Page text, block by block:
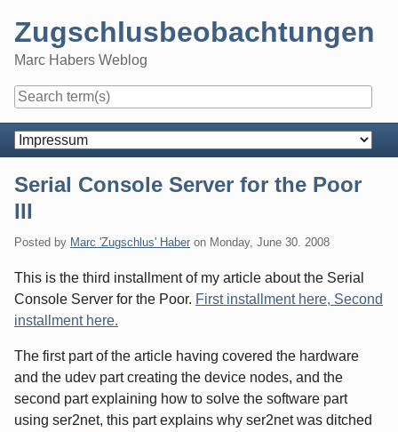
content
Zugschlusbeobachtungen
Marc Habers Weblog
Navigation
Serial Console Server for the Poor
III
Posted by Marc 'Zugschlus' Haber on Monday, June 30. 2008
This is the third installment of my article about the Serial
Console Server for the Poor. First installment here, Second
installment here.
The first part of the article having covered the hardware
and the udev part creating the device nodes, and the
second part explaining how to solve the software part
using ser2net, this part explains why ser2net was ditched